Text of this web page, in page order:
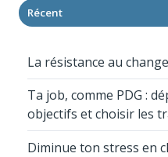
Récent
La résistance au
Ta job, comme PDG :
objectifs et choisir les
Diminue ton stress en